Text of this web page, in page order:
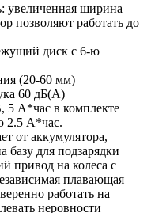
увеличенная ширина
позволяют работать до
диск с 6-ю
(20-60 мм)
60 дБ(А)
5 А*час в комплекте
2.5 А*час.
от аккумулятора,
базу для подзарядки
привод на колеса с
плавающая
работать на
неровности